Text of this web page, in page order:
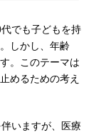
でも子どもを持
しかし、年齢
。このテーマは
めるための考え
いますが、医療